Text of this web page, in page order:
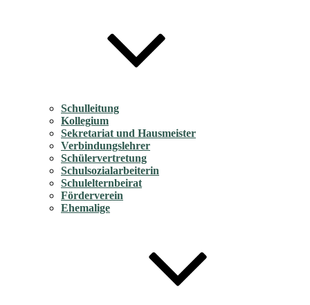
Schulleitung
Kollegium
Sekretariat und Hausmeister
Verbindungslehrer
Schülervertretung
Schulsozialarbeiterin
Schulelternbeirat
Förderverein
Ehemalige